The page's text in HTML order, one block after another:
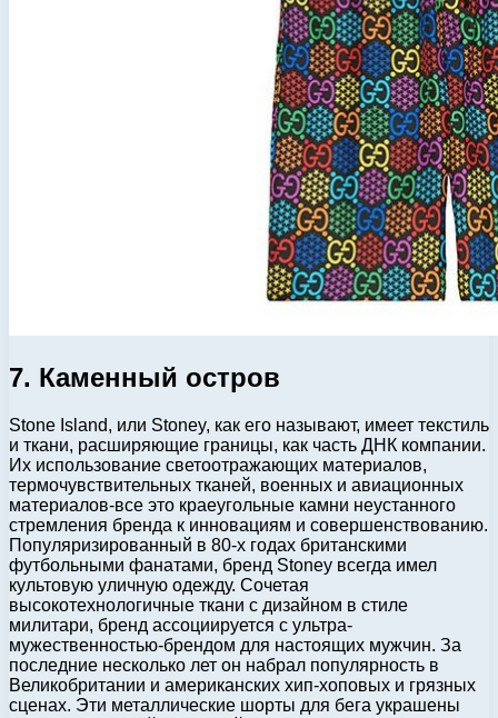
7. Каменный остров
Stone Island, или Stoney, как его называют, имеет текстиль
и ткани, расширяющие границы, как часть ДНК компании.
Их использование светоотражающих материалов,
термочувствительных тканей, военных и авиационных
материалов-все это краеугольные камни неустанного
стремления бренда к инновациям и совершенствованию.
Популяризированный в 80-х годах британскими
футбольными фанатами, бренд Stoney всегда имел
культовую уличную одежду. Сочетая
высокотехнологичные ткани с дизайном в стиле
милитари, бренд ассоциируется с ультра-
мужественностью-брендом для настоящих мужчин. За
последние несколько лет он набрал популярность в
Великобритании и американских хип-хоповых и грязных
сценах. Эти металлические шорты для бега украшены